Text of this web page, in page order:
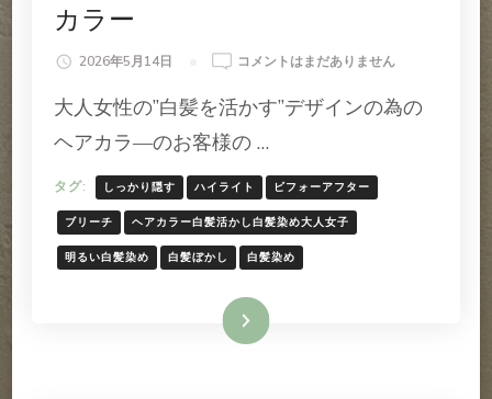
カラー
2026年5月14日
大
女
の”白
髪
を
活
か
す”ヘ
カ
コメントはまだありません
大人女性の”白髪を活かす”デザインの為の
ヘアカラ―のお客様の …
タグ: しっかり隠す ハイライト ビフォーアフター
ブリーチ ヘアカラー白髪活かし白髪染め大人女子
明るい白髪染め 白髪ぼかし 白髪染め
続きを読む